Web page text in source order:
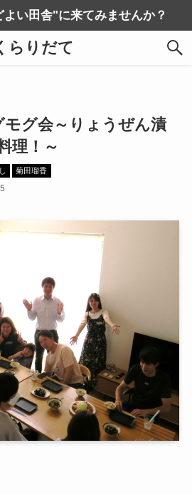
い田舎"に来てみませんか？
らりだて
モグ会～りょうぜん漬
理！～
菊田瑠香